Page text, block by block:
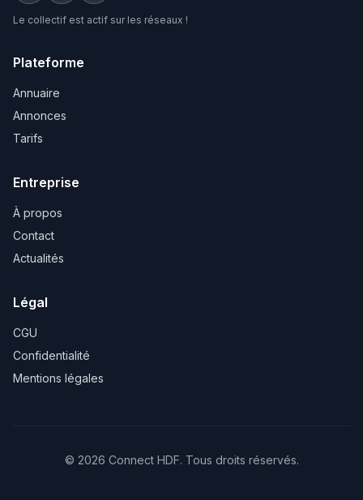
Le collectif est actif sur les réseaux !
Plateforme
Annuaire
Annonces
Tarifs
Entreprise
À propos
Contact
Actualités
Légal
CGU
Confidentialité
Mentions légales
© 2026 Connect HDF. Tous droits réservés.